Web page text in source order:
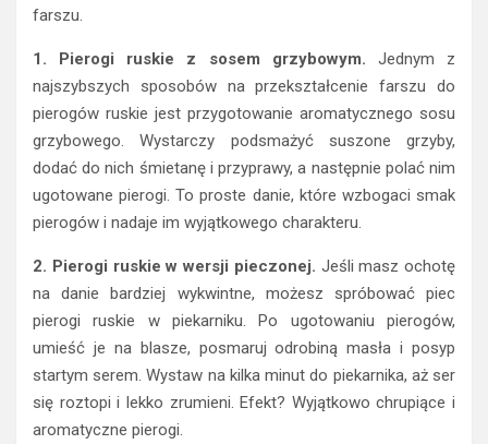
farszu.
1. Pierogi ruskie z sosem grzybowym. Jednym z
najszybszych sposobów na przekształcenie farszu do
pierogów ruskie jest przygotowanie aromatycznego sosu
grzybowego. Wystarczy podsmażyć suszone grzyby,
dodać do nich śmietanę i przyprawy, a następnie polać nim
ugotowane pierogi. To proste danie, które wzbogaci smak
pierogów i nadaje im wyjątkowego charakteru.
2. Pierogi ruskie w wersji pieczonej. Jeśli masz ochotę
na danie bardziej wykwintne, możesz spróbować piec
pierogi ruskie w piekarniku. Po ugotowaniu pierogów,
umieść je na blasze, posmaruj odrobiną masła i posyp
startym serem. Wystaw na kilka minut do piekarnika, aż ser
się roztopi i lekko zrumieni. Efekt? Wyjątkowo chrupiące i
aromatyczne pierogi.